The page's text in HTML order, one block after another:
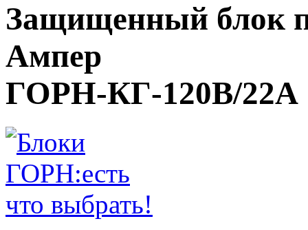
Защищенный блок
Ампер
ГОРН-КГ-120В/22А